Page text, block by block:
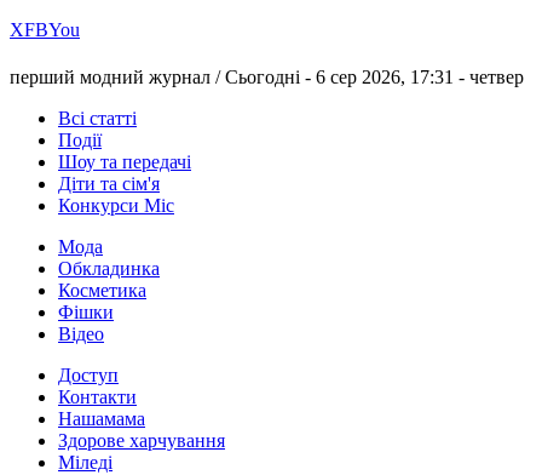
ХFBYou
перший модний журнал /Сьогодні - 6 сер 2026, 17:31 - четвер
Всі статті
Події
Шоу та передачі
Діти та сім'я
Конкурси Міс
Мода
Обкладинка
Косметика
Фішки
Відео
Доступ
Контакти
Нашамама
Здорове харчування
Міледі